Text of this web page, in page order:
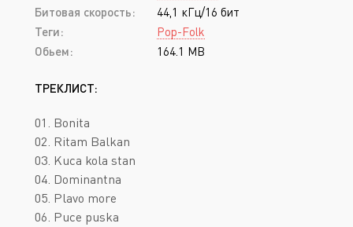
Битовая скорость:
44,1 кГц/16 бит
Теги:
Pop-Folk
Обьем:
164.1 MB
ТРЕКЛИСТ:
01. Bonita
02. Ritam Balkan
03. Kuca kola stan
04. Dominantna
05. Plavo more
06. Puce puska